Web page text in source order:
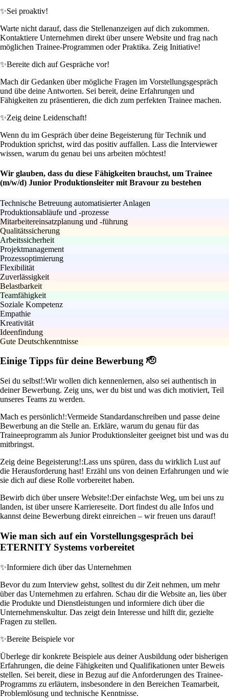
✨Sei proaktiv!
Warte nicht darauf, dass die Stellenanzeigen auf dich zukommen.
Kontaktiere Unternehmen direkt über unsere Website und frag nach
möglichen Trainee-Programmen oder Praktika. Zeig Initiative!
✨Bereite dich auf Gespräche vor!
Mach dir Gedanken über mögliche Fragen im Vorstellungsgespräch
und übe deine Antworten. Sei bereit, deine Erfahrungen und
Fähigkeiten zu präsentieren, die dich zum perfekten Trainee machen.
✨Zeig deine Leidenschaft!
Wenn du im Gespräch über deine Begeisterung für Technik und
Produktion sprichst, wird das positiv auffallen. Lass die Interviewer
wissen, warum du genau bei uns arbeiten möchtest!
Wir glauben, dass du diese Fähigkeiten brauchst, um Trainee
(m/w/d) Junior Produktionsleiter mit Bravour zu bestehen
Technische Betreuung automatisierter Anlagen
Produktionsabläufe und -prozesse
Mitarbeitereinsatzplanung und -führung
Qualitätssicherung
Arbeitssicherheit
Projektmanagement
Prozessoptimierung
Flexibilität
Zuverlässigkeit
Belastbarkeit
Teamfähigkeit
Soziale Kompetenz
Empathie
Kreativität
Ideenfindung
Gute Deutschkenntnisse
Einige Tipps für deine Bewerbung 🫡
Sei du selbst!:Wir wollen dich kennenlernen, also sei authentisch in
deiner Bewerbung. Zeig uns, wer du bist und was dich motiviert, Teil
unseres Teams zu werden.
Mach es persönlich!:Vermeide Standardanschreiben und passe deine
Bewerbung an die Stelle an. Erkläre, warum du genau für das
Traineeprogramm als Junior Produktionsleiter geeignet bist und was du
mitbringst.
Zeig deine Begeisterung!:Lass uns spüren, dass du wirklich Lust auf
die Herausforderung hast! Erzähl uns von deinen Erfahrungen und wie
sie dich auf diese Rolle vorbereitet haben.
Bewirb dich über unsere Website!:Der einfachste Weg, um bei uns zu
landen, ist über unsere Karriereseite. Dort findest du alle Infos und
kannst deine Bewerbung direkt einreichen – wir freuen uns darauf!
Wie man sich auf ein Vorstellungsgespräch bei
ETERNITY Systems vorbereitet
✨Informiere dich über das Unternehmen
Bevor du zum Interview gehst, solltest du dir Zeit nehmen, um mehr
über das Unternehmen zu erfahren. Schau dir die Website an, lies über
die Produkte und Dienstleistungen und informiere dich über die
Unternehmenskultur. Das zeigt dein Interesse und hilft dir, gezielte
Fragen zu stellen.
✨Bereite Beispiele vor
Überlege dir konkrete Beispiele aus deiner Ausbildung oder bisherigen
Erfahrungen, die deine Fähigkeiten und Qualifikationen unter Beweis
stellen. Sei bereit, diese in Bezug auf die Anforderungen des Trainee-
Programms zu erläutern, insbesondere in den Bereichen Teamarbeit,
Problemlösung und technische Kenntnisse.